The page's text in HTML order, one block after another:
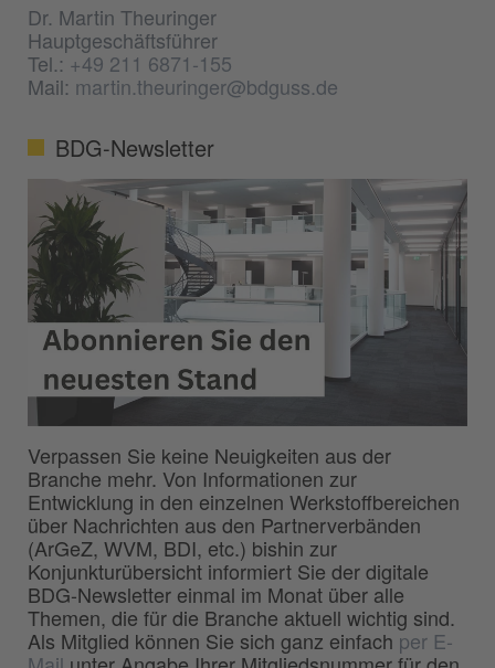
Dr. Martin Theuringer
Hauptgeschäftsführer
Tel.:+49 211 6871-155
Mail: martin.theuringer@bdguss.de
BDG-Newsletter
Verpassen Sie keine Neuigkeiten aus der
Branche mehr. Von Informationen zur
Entwicklung in den einzelnen Werkstoffbereichen
über Nachrichten aus den Partnerverbänden
(ArGeZ, WVM, BDI, etc.) bishin zur
Konjunkturübersicht informiert Sie der digitale
BDG-Newsletter einmal im Monat über alle
Themen, die für die Branche aktuell wichtig sind.
Als Mitglied können Sie sich ganz einfach per E-